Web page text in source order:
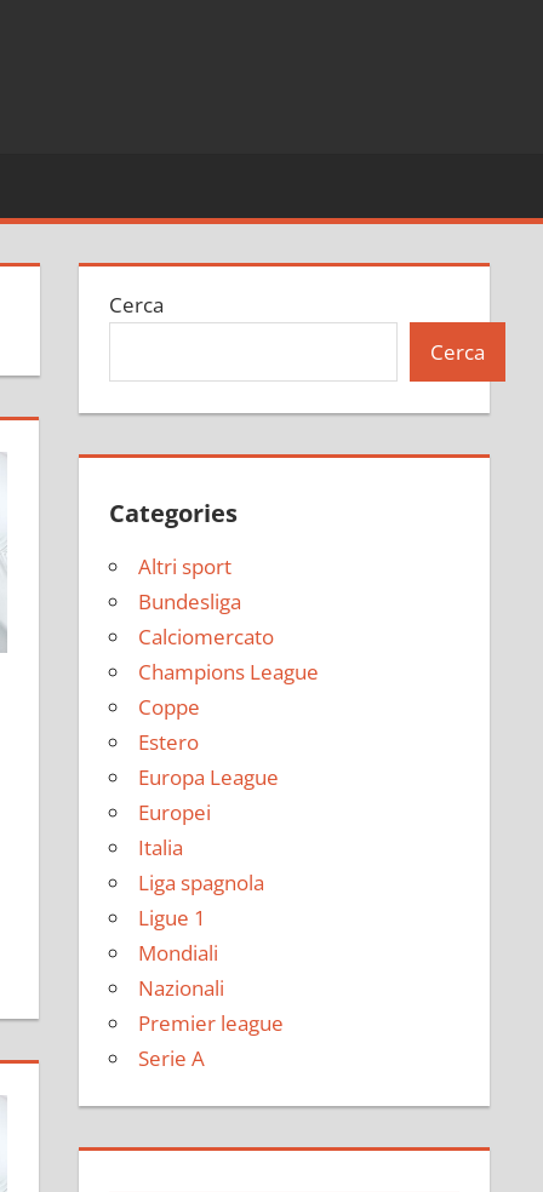
Cerca
Cerca
Categories
Altri sport
Bundesliga
Calciomercato
Champions League
Coppe
Estero
Europa League
Europei
Italia
Liga spagnola
Ligue 1
Mondiali
Nazionali
Premier league
Serie A